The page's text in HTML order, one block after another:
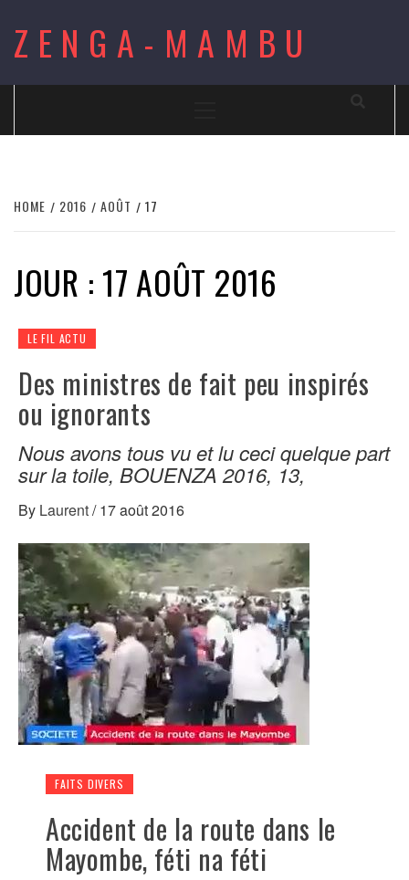
content
ZENGA-MAMBU
HOME 2016 AOÛT 17
JOUR : 17 AOÛT 2016
LE FIL ACTU
Des ministres de fait peu inspirés
ou ignorants
Nous avons tous vu et lu ceci quelque part
sur la toile, BOUENZA 2016, 13,
By Laurent/ 17 août 2016
FAITS DIVERS
Accident de la route dans le
Mayombe, féti na féti